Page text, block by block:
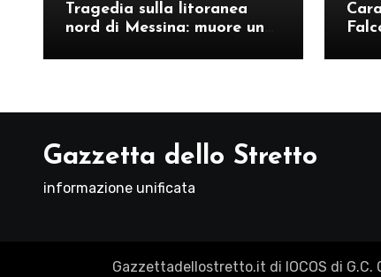
Tragedia sulla litoranea
nord di Messina: muore un
Gazzetta dello Stretto
informazione unificata
Gazzettadellostretto.it di IOCOS di